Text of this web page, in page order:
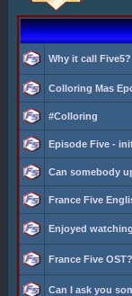
Why it call Five5?
Colloring Mas
#Colloring
Episode Five -
Can somebody
France Five
Enjoyed
France Five
Can I ask you